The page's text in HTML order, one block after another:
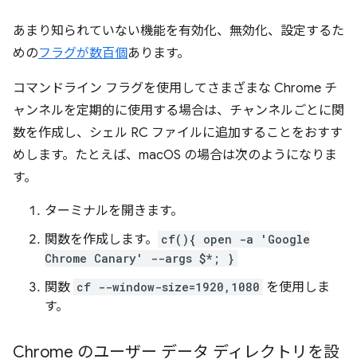
あまり知られていない機能を有効化、無効化、設定するた
めのフラグが数百個あります。
コマンドライン フラグを使用してさまざまな Chrome チ
ャンネルを定期的に使用する場合は、チャンネルごとに関
数を作成し、シェル RC ファイルに追加することをおすす
めします。たとえば、macOS の場合は次のようになりま
す。
ターミナルを開きます。
関数を作成します。
cf(){ open -a 'Google
Chrome Canary' --args $*; }
関数 cf --window-size=1920,1080 を使用しま
す。
Chrome のユーザー データ ディレクトリを設